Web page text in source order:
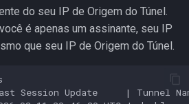
do seu IP de Origem do Túnel.
é apenas um assinante, seu IP
que seu IP de Origem do Túnel.
Session Update     | Tunnel